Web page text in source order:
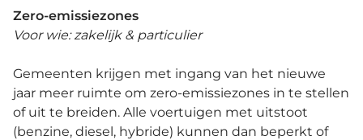
Zero-emissiezones
Voor wie: zakelijk & particulier
Gemeenten krijgen met ingang van het nieuwe
jaar meer ruimte om zero-emissiezones in te stellen
of uit te breiden. Alle voertuigen met uitstoot
(benzine, diesel, hybride) kunnen dan beperkt of